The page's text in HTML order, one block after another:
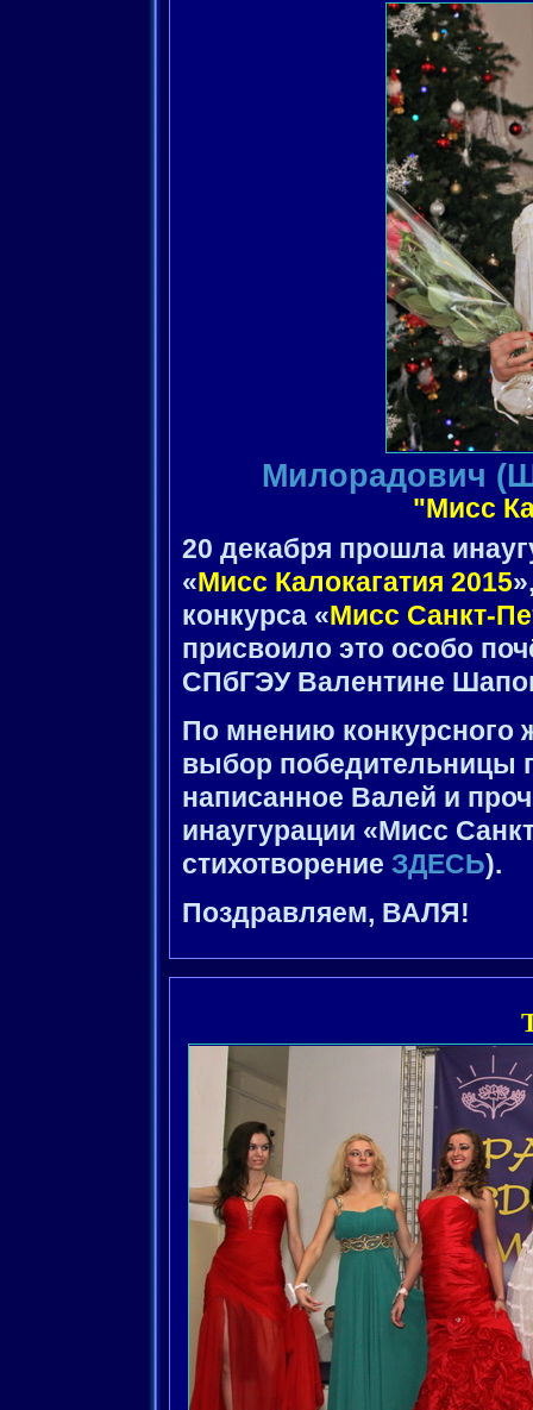
Милорадович
"Мисс
20 декабря прошла
« Мисс Калокагатия 2015
конкурса « Мисс Санкт-
присвоило это особо
СПбГЭУ Валентине
По мнению конкурсного
выбор победительницы
написанное Валей и
инаугурации «Мисс
стихотворение ЗДЕСЬ).
Поздравляем, ВАЛЯ!